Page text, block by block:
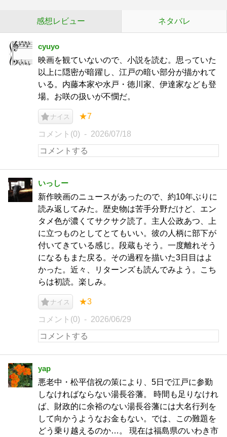
感想レビュー ネタバレ
cyuyo
映画を観ていないので、小説を読む。思っていた
以上に隠密が暗躍し、江戸の暗い部分が描かれて
いる。内藤本家や水戸・徳川家、伊達家なども登
場。お咲の扱いが不憫だ。
ナイス ★7
コメント(0) 2026/07/18
いっしー
新作映画のニュースがあったので、約10年ぶりに
読み返してみた。歴史物は苦手分野だけど、エン
タメ色が濃くてサクサク読了。主人公政あつ、上
に立つものとしてとてもいい。彼の人柄に部下が
付いてきている感じ。段蔵もそう。一度離れそう
になるもまた戻る。その過程を描いた3日目はよ
かった。近々、リターンズも読んでみよう。こち
らは初読。楽しみ。
ナイス ★3
コメント(0) 2026/06/29
yap
悪老中・松平信祝の策により、5日で江戸に参勤
しなければならない湯長谷藩。 時間も足りなけれ
ば、財政的に余裕のない湯長谷藩には大名行列を
して向かうようなお金もない。では、この難題を
どう乗り越えるのか…。 現在は福島県のいわき市